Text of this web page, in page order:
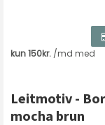
Leitmotiv -
mocha brun